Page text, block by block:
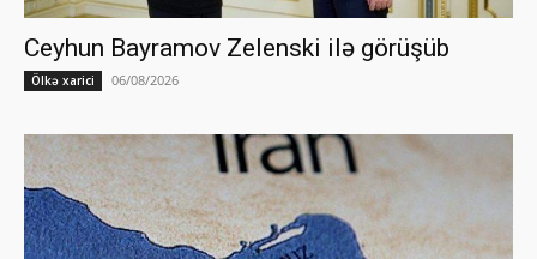
Ceyhun Bayramov Zelenski ilə görüşüb
Ölkə xarici 06/08/2026